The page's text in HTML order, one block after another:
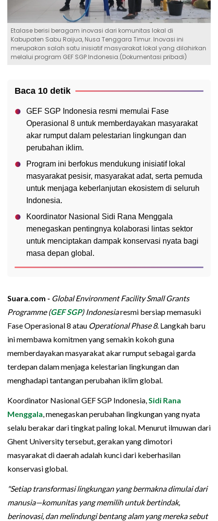
Etalase berisi beragam inovasi dari komunitas lokal di
Kabupaten Sabu Raijua, Nusa Tenggara Timur. Inovasi ini
merupakan salah satu inisiatif masyarakat lokal yang dilahirkan
melalui program GEF SGP Indonesia.(Dokumentasi pribadi)
Baca 10 detik
GEF SGP Indonesia resmi memulai Fase
Operasional 8 untuk memberdayakan masyarakat
akar rumput dalam pelestarian lingkungan dan
perubahan iklim.
Program ini berfokus mendukung inisiatif lokal
masyarakat pesisir, masyarakat adat, serta pemuda
untuk menjaga keberlanjutan ekosistem di seluruh
Indonesia.
Koordinator Nasional Sidi Rana Menggala
menegaskan pentingnya kolaborasi lintas sektor
untuk menciptakan dampak konservasi nyata bagi
masa depan global.
Suara.com - Global Environment Facility Small Grants
Programme (GEF SGP) Indonesiaresmi bersiap memasuki
Fase Operasional 8 atau Operational Phase 8. Langkah baru
ini membawa komitmen yang semakin kokoh guna
memberdayakan masyarakat akar rumput sebagai garda
terdepan dalam menjaga kelestarian lingkungan dan
menghadapi tantangan perubahan iklim global.
Koordinator Nasional GEF SGP Indonesia, Sidi Rana
Menggala , menegaskan perubahan lingkungan yang nyata
selalu berakar dari tingkat paling lokal. Menurut ilmuwan dari
Ghent University tersebut, gerakan yang dimotori
masyarakat di daerah adalah kunci dari keberhasilan
konservasi global.
"Setiap transformasi lingkungan yang bermakna dimulai dari
manusia—komunitas yang memilih untuk bertindak,
berinovasi, dan melindungi bentang alam yang mereka sebut